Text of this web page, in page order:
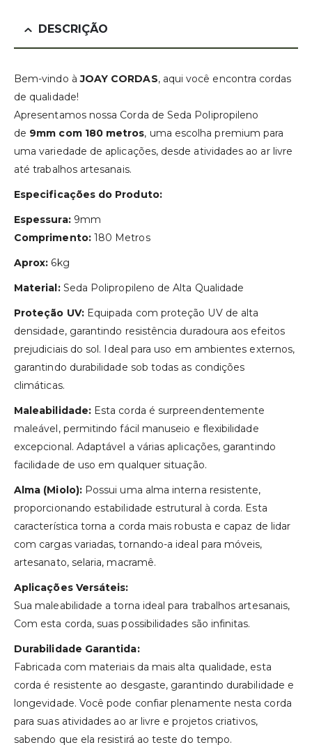
DESCRIÇÃO
Bem-vindo àJOAY CORDAS, aqui você encontra cordas
de qualidade!
Apresentamos nossa Corda de Seda Polipropileno
de 9mm com 180 metros, uma escolha premium para
uma variedade de aplicações, desde atividades ao ar livre
até trabalhos artesanais.
Especificações do Produto:
Espessura:9mm
Comprimento:180 Metros
Aprox: 6kg
Material:Seda Polipropileno de Alta Qualidade
Proteção UV:Equipada com proteção UV de alta
densidade, garantindo resistência duradoura aos efeitos
prejudiciais do sol. Ideal para uso em ambientes externos,
garantindo durabilidade sob todas as condições
climáticas.
Maleabilidade:Esta corda é surpreendentemente
maleável, permitindo fácil manuseio e flexibilidade
excepcional. Adaptável a várias aplicações, garantindo
facilidade de uso em qualquer situação.
Alma (Miolo):Possui uma alma interna resistente,
proporcionando estabilidade estrutural à corda. Esta
característica torna a corda mais robusta e capaz de lidar
com cargas variadas, tornando-a ideal para móveis,
artesanato, selaria, macramê.
Aplicações Versáteis:
Sua maleabilidade a torna ideal para trabalhos artesanais,
Com esta corda, suas possibilidades são infinitas.
Durabilidade Garantida:
Fabricada com materiais da mais alta qualidade, esta
corda é resistente ao desgaste, garantindo durabilidade e
longevidade. Você pode confiar plenamente nesta corda
para suas atividades ao ar livre e projetos criativos,
sabendo que ela resistirá ao teste do tempo.